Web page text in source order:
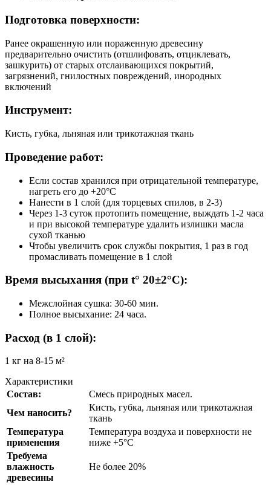
Подготовка поверхности:
Ранее окрашенную или пораженную древесину
предварительно очистить (отшлифовать, отциклевать,
зашкурить) от старых отслаивающихся покрытий,
загрязнений, гнилостных повреждений, инородных
включений
Инструмент:
Кисть, губка, льняная или трикотажная ткань
Проведение работ:
Если состав хранился при отрицательной температуре,
нагреть его до +20°С
Нанести в 1 слой (для торцевых спилов, в 2-3)
Через 1-3 суток протопить помещение, выждать 1-2 часа
и при высокой температуре удалить излишки масла
сухой тканью
Чтобы увеличить срок службы покрытия, 1 раз в год
промасливать помещение в 1 слой
Время высыхания (при t° 20±2°С):
Межслойная сушка: 30-60 мин.
Полное высыхание: 24 часа.
Расход (в 1 слой):
1 кг на 8-15 м²
Характеристики
Состав:
Смесь природных масел.
Чем наносить?
Кисть, губка, льняная или трикотажная
ткань
Температура
применения
Температура воздуха и поверхности не
ниже +5°C
Требуема
влажность
древесины
Не более 20%